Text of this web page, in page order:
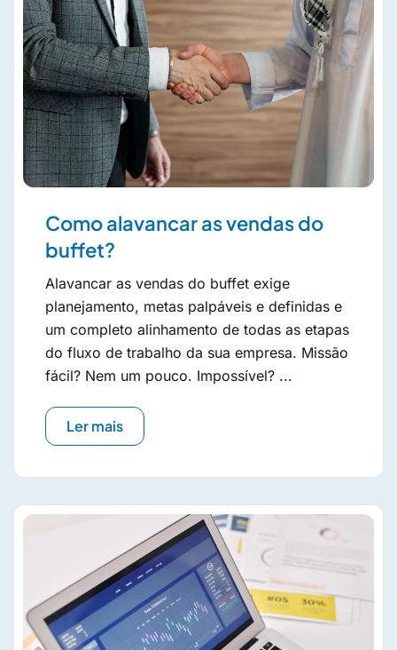
Como alavancar as vendas do
buffet?
Alavancar as vendas do buffet exige
planejamento, metas palpáveis e definidas e
um completo alinhamento de todas as etapas
do fluxo de trabalho da sua empresa. Missão
fácil? Nem um pouco. Impossível? ...
Ler mais